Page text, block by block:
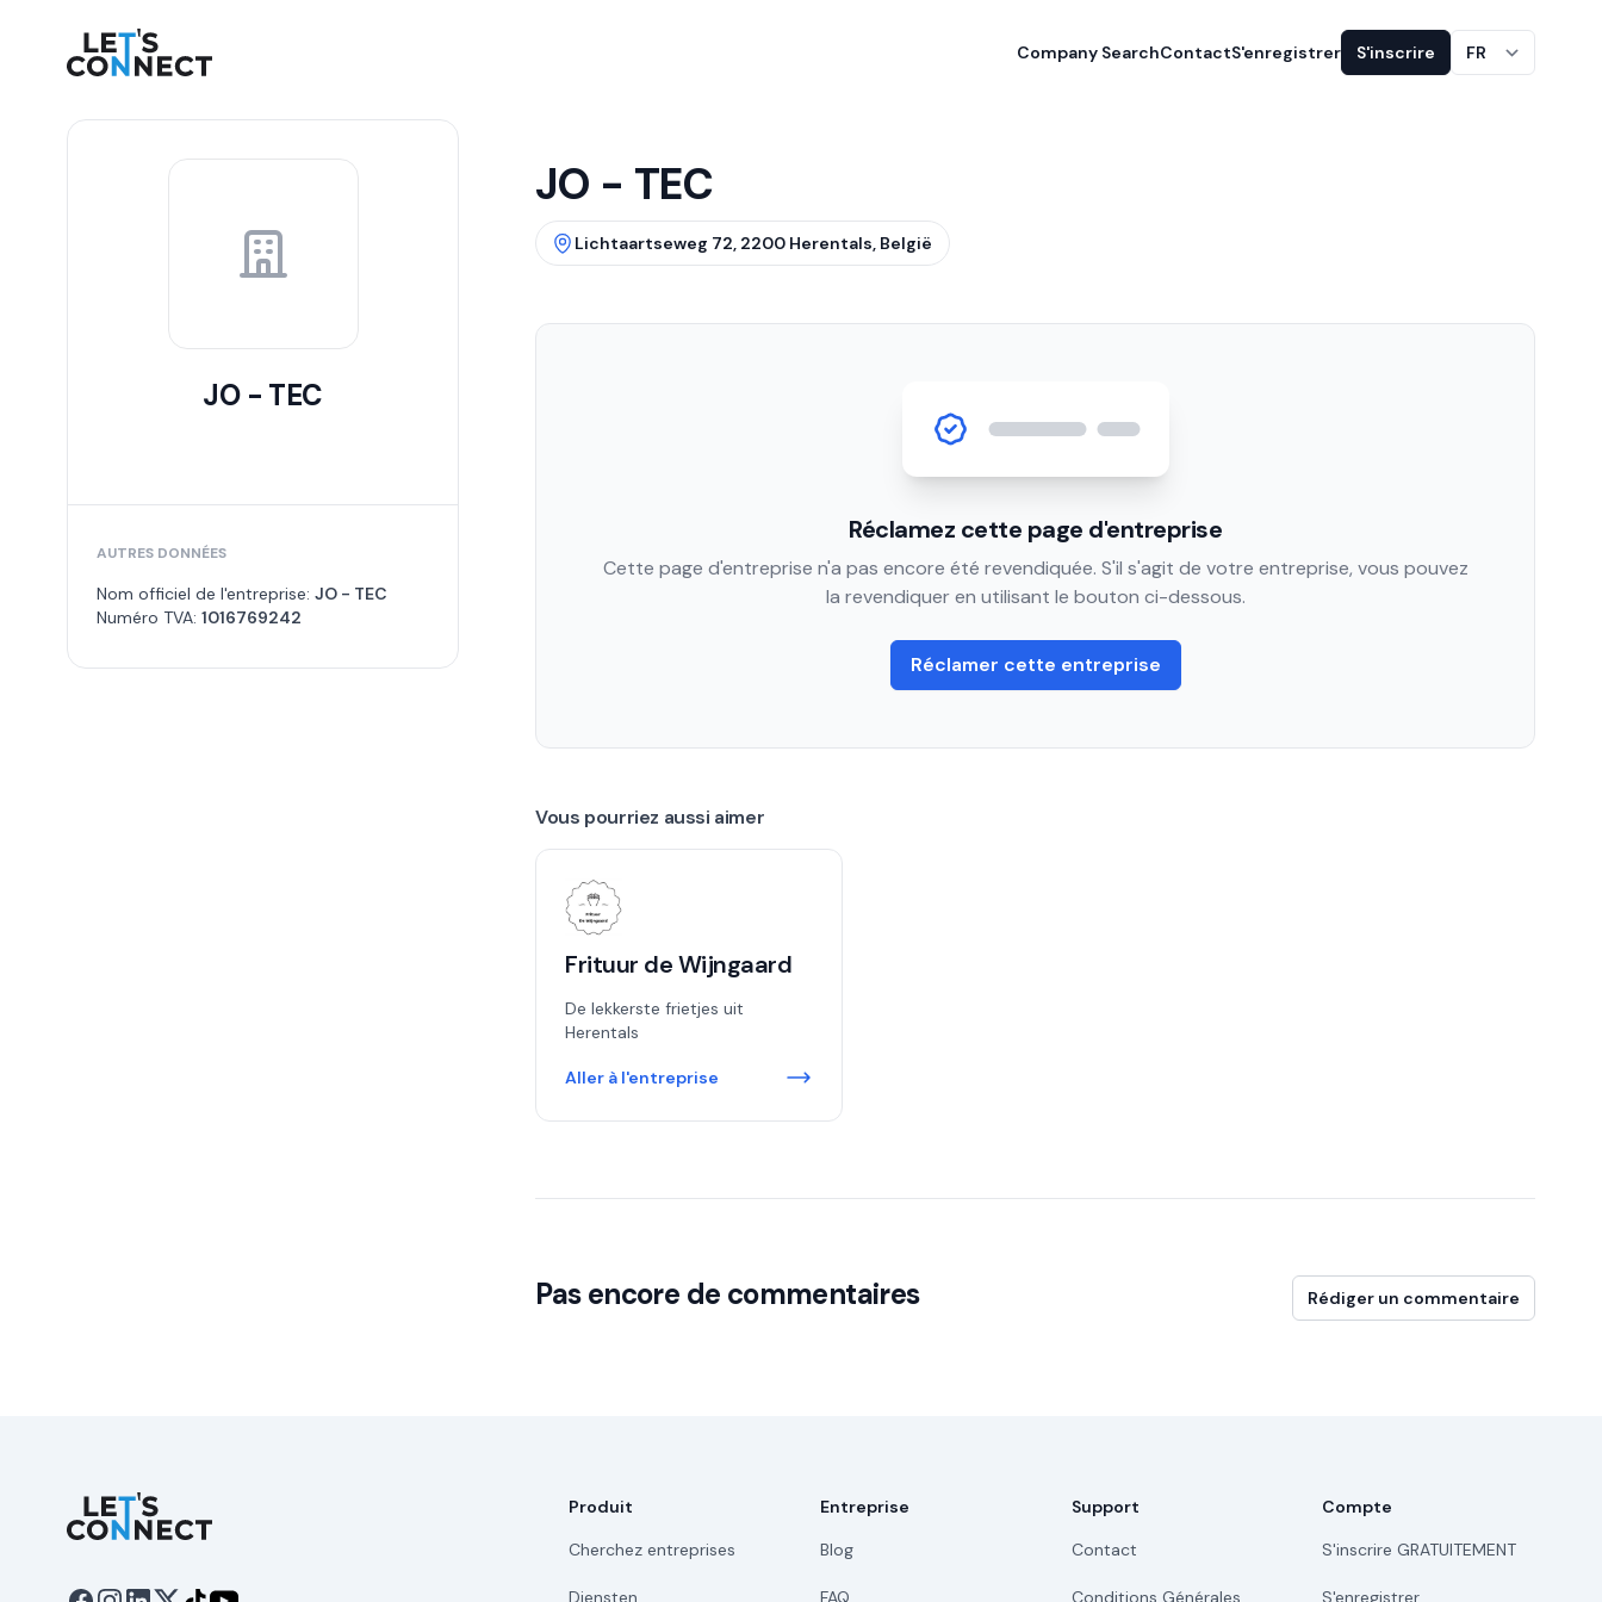
Let's Connect Company SearchContactS'enregistrer S'inscrire FR
JO - TEC
AUTRES DONNÉES
Nom officiel de l'entreprise: JO - TEC
Numéro TVA: 1016769242
JO - TEC
Lichtaartseweg 72, 2200 Herentals, België
Réclamez cette page d'entreprise
Cette page d'entreprise n'a pas encore été revendiquée. S'il s'agit de votre entreprise, vous pouvez
la revendiquer en utilisant le bouton ci-dessous.
Réclamer cette entreprise
Vous pourriez aussi aimer
Frituur de Wijngaard
De lekkerste frietjes uit
Herentals
Aller à l'entreprise
Pas encore de commentaires Rédiger un commentaire
Let's Connect
Produit
Cherchez entreprises
Diensten
Entreprise
Blog
FAQ
Support
Contact
Conditions Générales
Compte
S'inscrire GRATUITEMENT
S'enregistrer